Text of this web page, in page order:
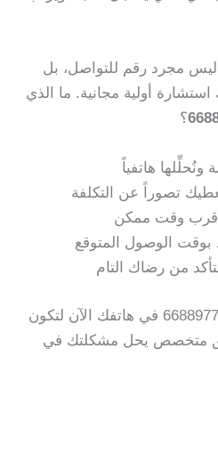
ليس مجرد رقم للتواصل، بل
أولية مجانية. ما الذي
؟
هاتفياً
تصوراً عن التكلفة
أقرب وقت ممكن
بوقت الوصول المتوقع
من رضاك التام
66889775 في هاتفك الآن لتكون
متخصص يحل مشكلتك في